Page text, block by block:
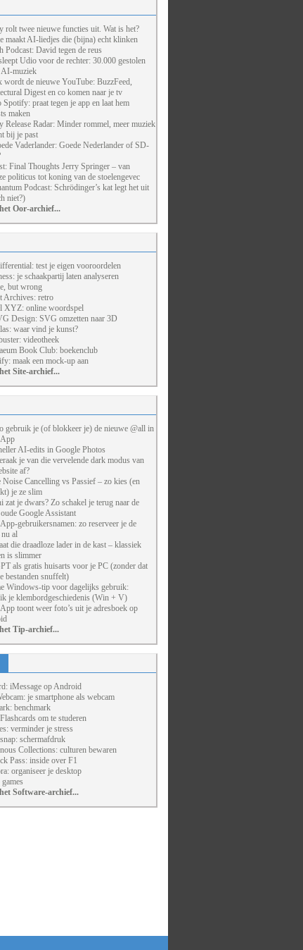
rolt twee nieuwe functies uit. Wat is het?
maakt AI-liedjes die (bijna) echt klinken
Podcast: David tegen de reus
Udio voor de rechter: 30.000 gestolen
muziek
wordt de nieuwe YouTube: BuzzFeed,
Digest en co komen naar je tv
Spotify: praat tegen je app en laat hem
maken
Release Radar: Minder rommel, meer muziek
bij je past
Vaderlander: Goede Nederlander of SD-
Final Thoughts Jerry Springer – van
politicus tot koning van de stoelengevec
Podcast: Schrödinger’s kat legt het uit
niet?)
Oor-archief...
test je eigen vooroordelen
je schaakpartij laten analyseren
but wrong
Archives: retro
XYZ: online woordspel
Design: SVG omzetten naar 3D
waar vind je kunst?
videotheek
Book Club: boekenclub
maak een mock-up aan
Site-archief...
gebruik je (of blokkeer je) de nieuwe @all in
AI-edits in Google Photos
je van die vervelende dark modus van
af?
Cancelling vs Passief – zo kies (en
je ze slim
zat je dwars? Zo schakel je terug naar de
Google Assistant
gebruikersnamen: zo reserveer je de
al
die draadloze lader in de kast – klassiek
is slimmer
als gratis huisarts voor je PC (zonder dat
bestanden snuffelt)
Windows-tip voor dagelijks gebruik:
je klembordgeschiedenis (Win + V)
toont weer foto’s uit je adresboek op
Tip-archief...
iMessage op Android
je smartphone als webcam
benchmark
om te studeren
verminder je stress
schermafdruk
Collections: culturen bewaren
Pass: inside over F1
organiseer je desktop
Software-archief...